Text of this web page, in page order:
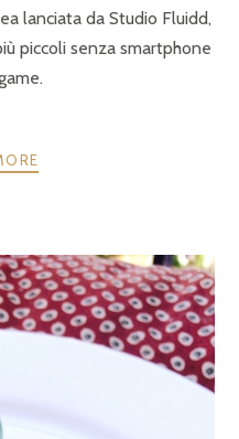
lanciata da Studio Fluidd,
piccoli senza smartphone